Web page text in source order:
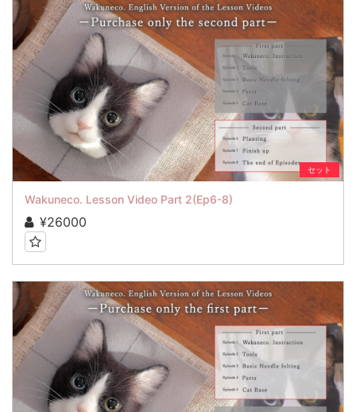
セット
Wakuneco. Lesson Video Part 2(Ep6-8)
¥26000